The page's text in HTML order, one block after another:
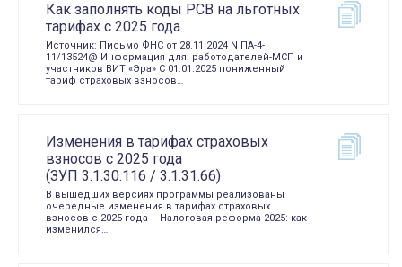
Как заполнять коды РСВ на льготных
тарифах с 2025 года
Источник: Письмо ФНС от 28.11.2024 N ПА-4-
11/13524@ Информация для: работодателей-МСП и
участников ВИТ «Эра» C 01.01.2025 пониженный
тариф страховых взносов…
Изменения в тарифах страховых
взносов с 2025 года
(ЗУП 3.1.30.116 / 3.1.31.66)
В вышедших версиях программы реализованы
очередные изменения в тарифах страховых
взносов с 2025 года – Налоговая реформа 2025: как
изменился…